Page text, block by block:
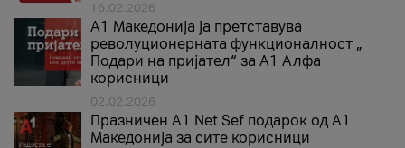
16.02.2026
А1 Македонија ја претставува
револуционерната функционалност „
Подари на пријател“ за А1 Алфа
корисници
02.02.2026
Празничен A1 Net Sеf подарок од А1
Македонија за сите корисници